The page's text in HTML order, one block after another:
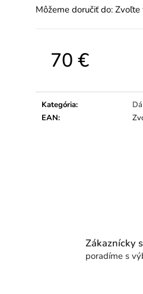
Môžeme doručiť do: Zvoľte
70 €
Kategória:
EAN:
Zákaznícky
poradíme s